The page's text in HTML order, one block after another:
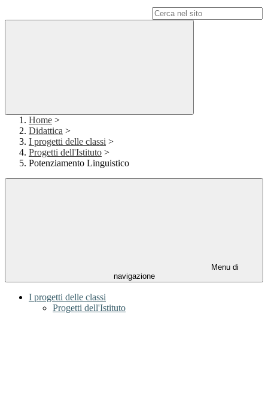
Home >
Didattica >
I progetti delle classi >
Progetti dell'Istituto >
Potenziamento Linguistico
Menu di
navigazione
I progetti delle classi
Progetti dell'Istituto